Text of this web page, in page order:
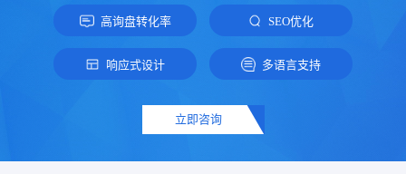
高询盘转化率 SEO优化
响应式设计 多语言支持
立即咨询